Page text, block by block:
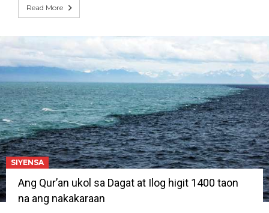
Read More
SIYENSA
Ang Qur’an ukol sa Dagat at Ilog higit 1400 taon
na ang nakakaraan